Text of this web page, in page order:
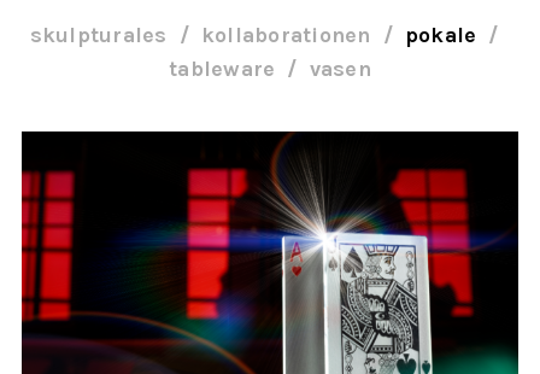
skulpturales kollaborationen
pokale
tableware
vasen